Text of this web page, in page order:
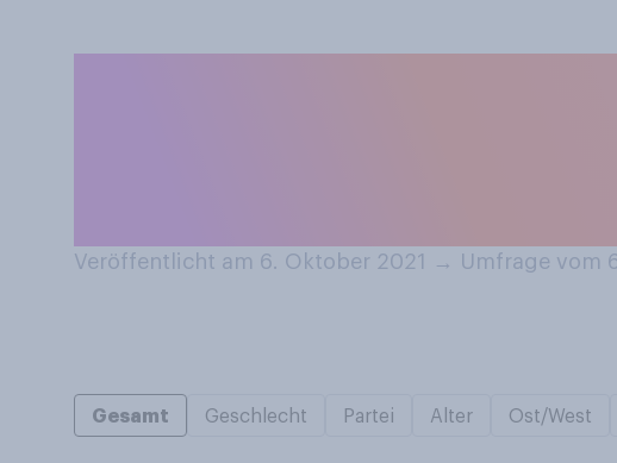
Veröffentlicht am 6. Oktober 2021 → Umfrage vom
Gesamt Geschlecht Partei Alter Ost/West